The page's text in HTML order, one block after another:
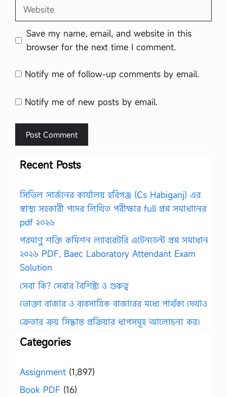
Website
Save my name, email, and website in this
browser for the next time I comment.
Notify me of follow-up comments by email.
Notify me of new posts by email.
Recent Posts
সিভিল সার্জনের কার্যালয় হবিগঞ্জ (Cs Habiganj) এর
স্বাস্থ্য সহকারী পদের লিখিত পরীক্ষার full প্রশ্ন সমাধানের
pdf ২০২৬
পরমাণু শক্তি কমিশন ল্যাবরেটরি এটেনডেন্ট প্রশ্ন সমাধান
২০২৬ PDF, Baec Laboratory Attendant Exam
Solution
সেবা কি? সেবার বৈশিষ্ট্য ও গুরুত্ব
ভোক্তা বাজার ও ব্যবসায়িক বাজারের মধ্যে পার্থক্য দেখাও
ক্রেতার ক্রয় সিদ্ধান্ত প্রক্রিয়ার ধাপসমূহ আলোচনা কর।
Categories
Assignment (1,897)
Book PDF (16)